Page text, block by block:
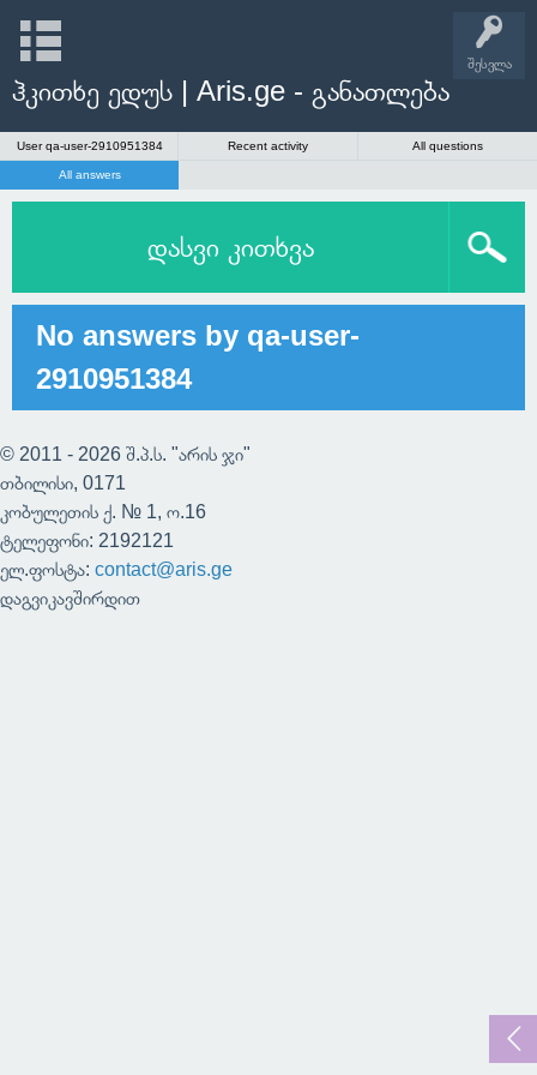
შესვლა
ჰკითხე ედუს | Aris.ge - განათლება
User qa-user-2910951384 Recent activity All questions
All answers
დასვი კითხვა
No answers by qa-user-
2910951384
© 2011 - 2026 შ.პ.ს. "არის ჯი"
თბილისი, 0171
კობულეთის ქ. № 1, ო.16
ტელეფონი: 2192121
ელ.ფოსტა: contact@aris.ge
დაგვიკავშირდით